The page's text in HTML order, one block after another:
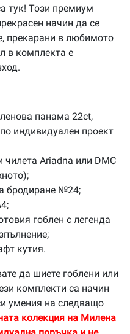
тук! Този премиум
начин да се
прекарани в любимото
в комплекта е
панама 22ct,
индивидуален проект
чилета Ariadna или DMC
бродиране №24;
гоблен с легенда
кутия.
да шиете гоблени или
комплекти са начин
умения на следващо
колекция на Милена